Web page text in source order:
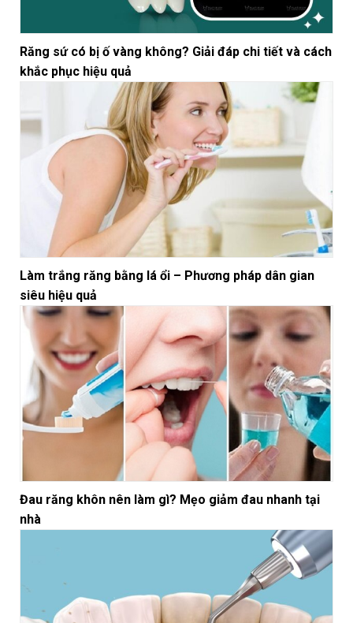
Răng sứ có bị ố vàng không? Giải đáp chi tiết và cách
khắc phục hiệu quả
Làm trắng răng bằng lá ổi – Phương pháp dân gian
siêu hiệu quả
Đau răng khôn nên làm gì? Mẹo giảm đau nhanh tại
nhà